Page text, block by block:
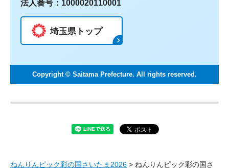
法人番号：1000020110001
埼玉県トップ
Copyright © Saitama Prefecture. All rights reserved.
ねんりんピック彩の国さいたま2026 > ねんりんピック彩の国さ